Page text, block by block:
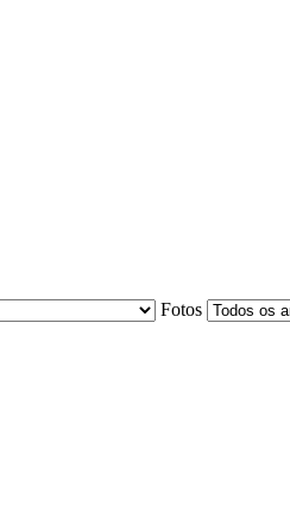
Fotos